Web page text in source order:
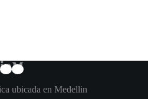
ubicada en Medellin